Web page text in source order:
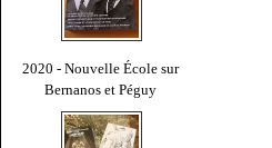
2020 - Nouvelle École sur
Bernanos et Péguy